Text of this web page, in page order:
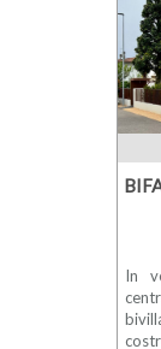
In